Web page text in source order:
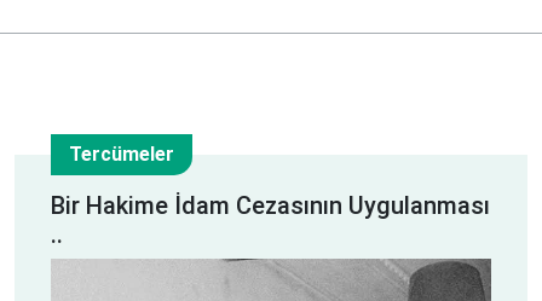
11
Şub
Tercümeler
Bir Hakime İdam Cezasının Uygulanması
..